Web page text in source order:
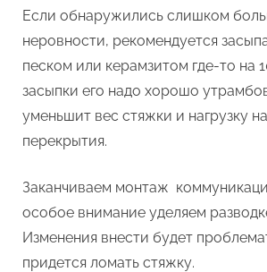
Если обнаружились слишком
неровности, рекомендуется
песком или керамзитом где-то на
засыпки его надо хорошо
уменьшит вес стяжки и нагрузку
перекрытия.
Заканчиваем монтаж
особое внимание уделяем
Изменения внести будет
придется ломать стяжку.